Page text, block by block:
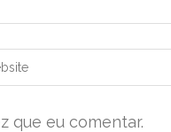
que eu comentar.